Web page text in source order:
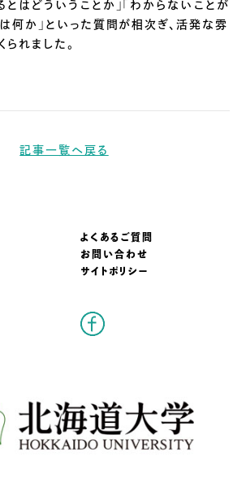
何か」といった質問が相次ぎ、活発な雰
れました。
記事一覧へ戻る
よくあるご質問
お問い合わせ
サイトポリシー